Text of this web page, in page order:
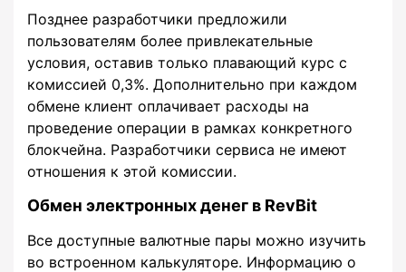
Позднее разработчики предложили
пользователям более привлекательные
условия, оставив только плавающий курс с
комиссией 0,3%. Дополнительно при каждом
обмене клиент оплачивает расходы на
проведение операции в рамках конкретного
блокчейна. Разработчики сервиса не имеют
отношения к этой комиссии.
Обмен электронных денег в RevBit
Все доступные валютные пары можно изучить
во встроенном калькуляторе. Информацию о